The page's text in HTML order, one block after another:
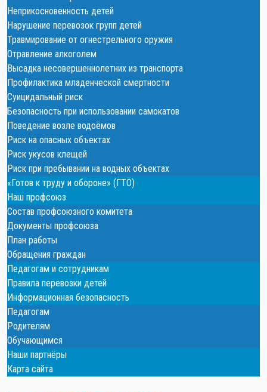
Неприкосновенность детей
Нарушение перевозок групп детей
Травмирование от огнестрельного оружия
Отравление алкоголем
Высадка несовершеннолетних из транспорта
Профилактика младенческой смертности
Суицидальный риск
Безопасность при использовании самокатов
Поведение возле водоёмов
Риск на опасных объектах
Риск укусов клещей
Риск при пребывании на водных объектах
«Готов к труду и обороне» (ГТО)
Наш профсоюз
Состав профсоюзного комитета
Документы профсоюза
План работы
Обращения граждан
Педагогам и сотрудникам
Правила перевозки детей
Информационная безопасность
Педагогам
Родителям
Обучающимся
Наши партнёры
Карта сайта